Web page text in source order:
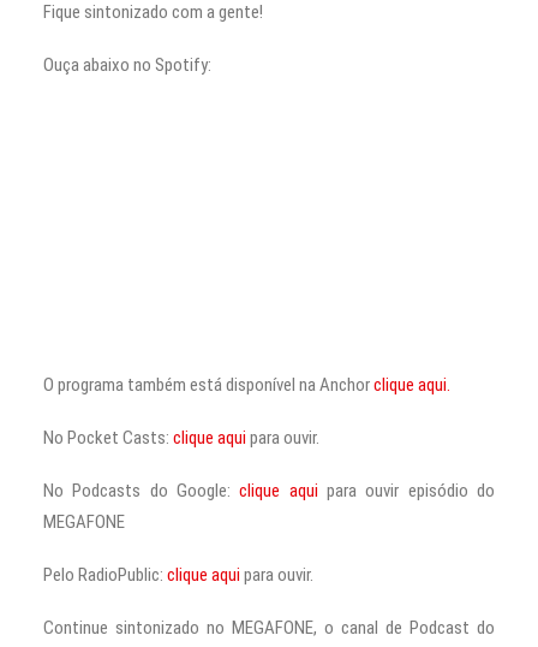
Fique sintonizado com a gente!
Ouça abaixo no Spotify:
O programa também está disponível na Anchorclique aqui.
No Pocket Casts: clique aqui para ouvir.
No Podcasts do Google:clique aqui para ouvir episódio do
MEGAFONE
Pelo RadioPublic: clique aqui para ouvir.
Continue sintonizado no MEGAFONE, o canal de Podcast do